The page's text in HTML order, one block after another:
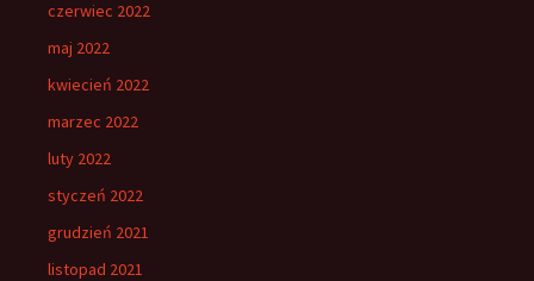
czerwiec 2022
maj 2022
kwiecień 2022
marzec 2022
luty 2022
styczeń 2022
grudzień 2021
listopad 2021